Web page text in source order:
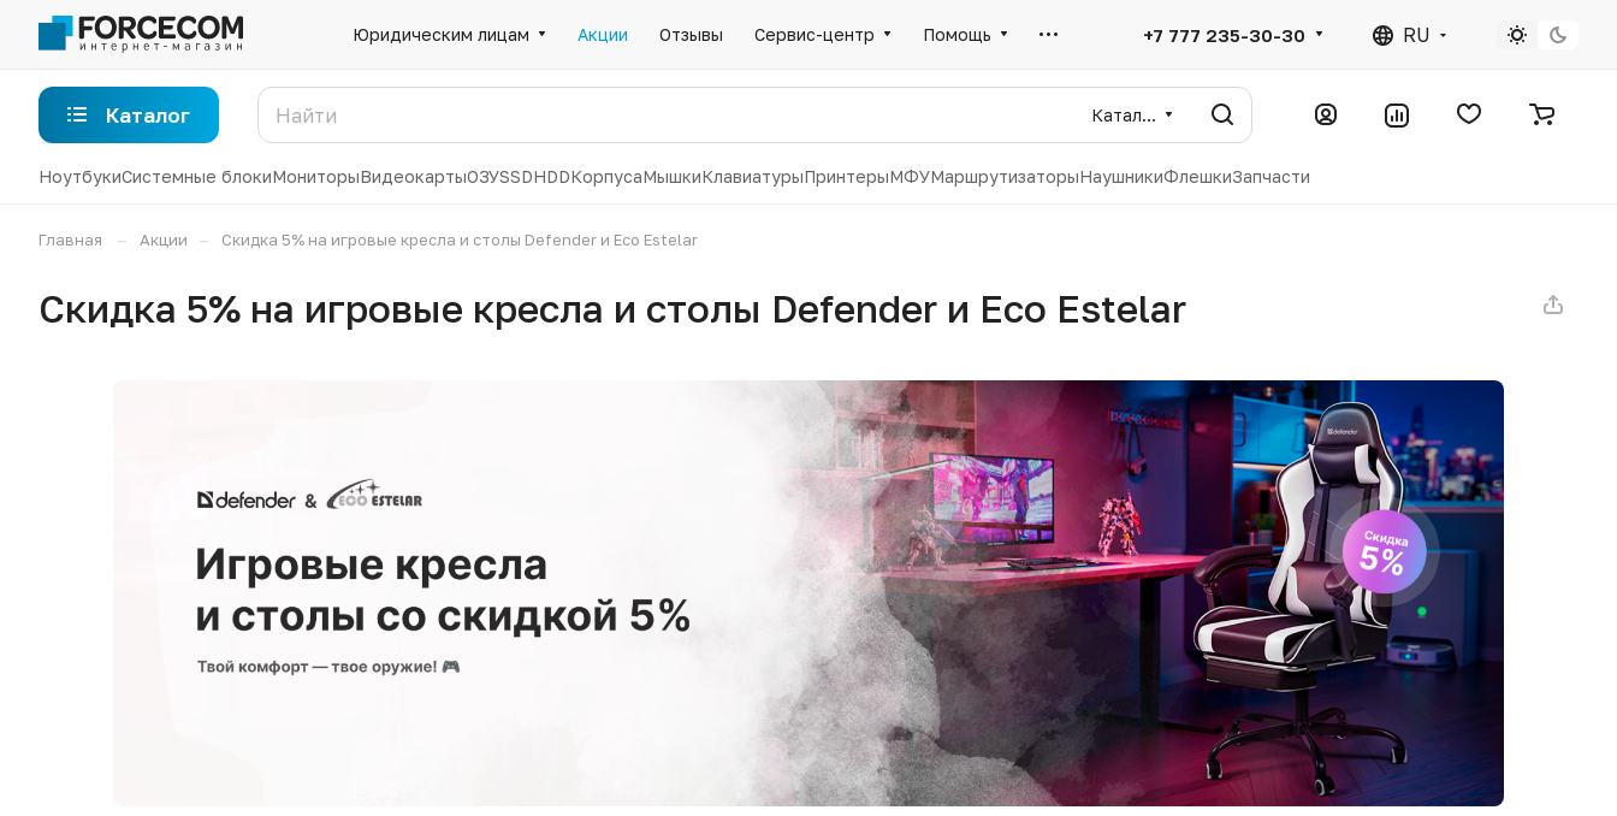
Юридическим лицам Акции Отзывы Сервис-центр Помощь +7 777 235-30-30 RU
Каталог Каталог
НоутбукиСистемные блокиМониторыВидеокартыОЗУSSDHDDКорпусаМышкиКлавиатурыПринтерыМФУМаршрутизаторыНаушникиФлешкиЗапчасти
Главная – Акции – Скидка 5% на игровые кресла и столы Defender и Eco Estelar
Скидка 5% на игровые кресла и столы Defender и Eco Estelar